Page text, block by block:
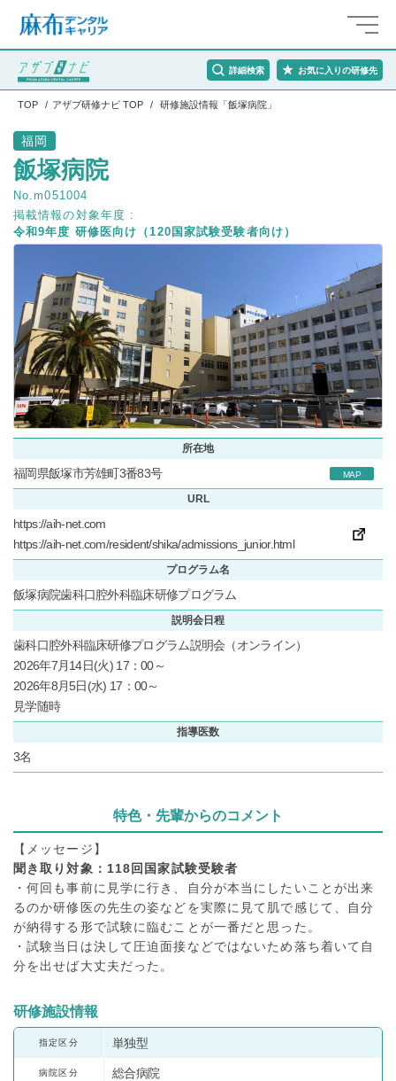
詳細検索 お気に入りの研修先
TOP アザブ研修ナビ TOP 研修施設情報「飯塚病院」
福岡
飯塚病院
No.m051004
掲載情報の対象年度 :
令和9年度 研修医向け（120国家試験受験者向け）
所在地
福岡県飯塚市芳雄町3番83号 MAP
URL
https://aih-net.com
https://aih-net.com/resident/shika/admissions_junior.html
プログラム名
飯塚病院歯科口腔外科臨床研修プログラム
説明会日程
歯科口腔外科臨床研修プログラム説明会（オンライン）
2026年7月14日(火) 17：00～
2026年8月5日(水) 17：00～
見学随時
指導医数
3名
特色・先輩からのコメント
【メッセージ】
聞き取り対象：118回国家試験受験者
・何回も事前に見学に行き、自分が本当にしたいことが出来
るのか研修医の先生の姿などを実際に見て肌で感じて、自分
が納得する形で試験に臨むことが一番だと思った。
・試験当日は決して圧迫面接などではないため落ち着いて自
分を出せば大丈夫だった。
研修施設情報
指定区分 単独型
病院区分 総合病院